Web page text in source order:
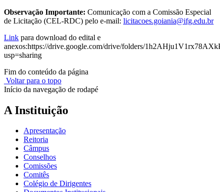
Observação Importante: Comunicação com a Comissão Especial
de Licitação (CEL-RDC) pelo e-mail: licitacoes.goiania@ifg.edu.br
Link para download do edital e
anexos:https://drive.google.com/drive/folders/
usp=sharing
Fim do conteúdo da página
Voltar para o topo
Início da navegação de rodapé
A Instituição
Apresentação
Reitoria
Câmpus
Conselhos
Comissões
Comitês
Colégio de Dirigentes